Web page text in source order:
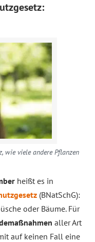
wie viele andere Pflanzen
heißt es in
(BNatSchG):
oder Bäume. Für
aller Art
auf keinen Fall eine